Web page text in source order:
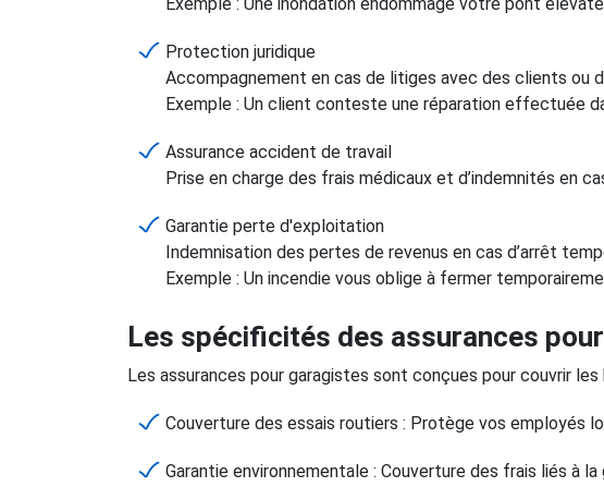
Protection juridique
Accompagnement en cas de litiges avec des clients ou
Exemple : Un client conteste une réparation effectuée
Assurance accident de travail
Prise en charge des frais médicaux et d’indemnités en
Garantie perte d'exploitation
Indemnisation des pertes de revenus en cas d’arrêt
Exemple : Un incendie vous oblige à fermer
Les spécificités des assurances
Les assurances pour garagistes sont conçues pour couvrir
Couverture des essais routiers : Protège vos employés
Garantie environnementale : Couverture des frais liés à